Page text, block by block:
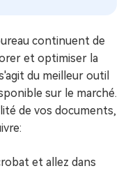
continuent de
et optimiser la
du meilleur outil
sur le marché.
de vos documents,
et allez dans